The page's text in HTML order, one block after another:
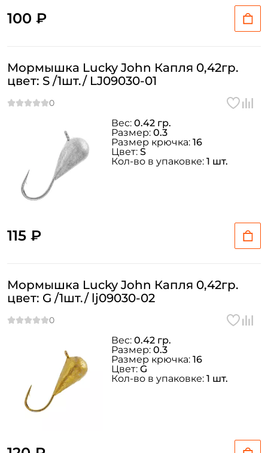
100 ₽
Мормышка Lucky John Капля 0,42гр.
цвет: S /1шт./ LJ09030-01
115 ₽
Вес: 0.42 гр.
Размер: 0.3
Размер крючка: 16
Цвет: S
Кол-во в упаковке: 1 шт.
Мормышка Lucky John Капля 0,42гр.
цвет: G /1шт./ lj09030-02
Вес: 0.42 гр.
Размер: 0.3
Размер крючка: 16
Цвет: G
Кол-во в упаковке: 1 шт.